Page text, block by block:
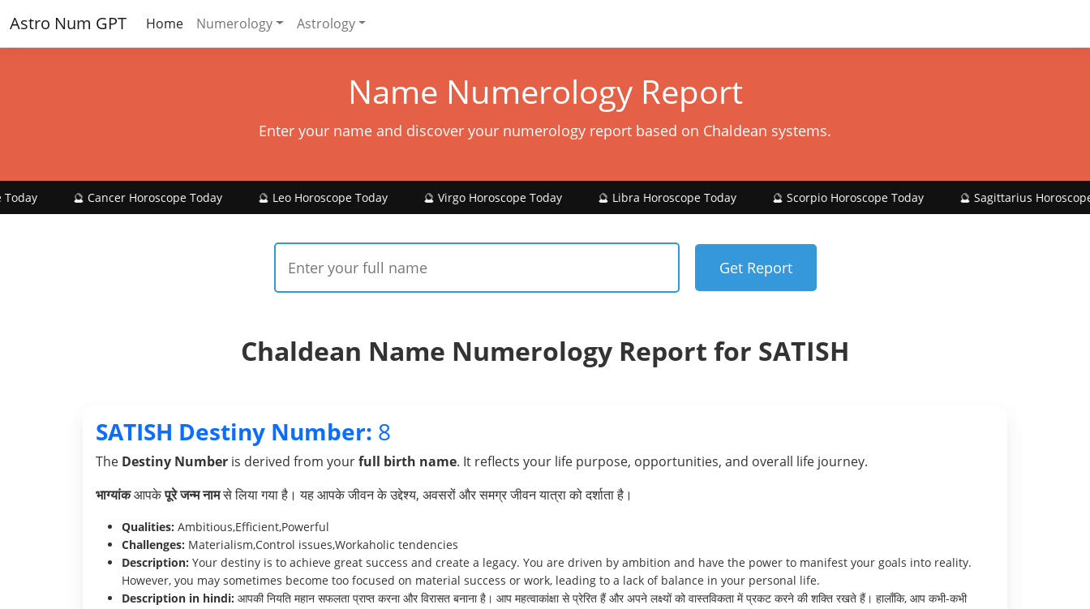
Astro Num GPT Home Numerology Astrology
Name Numerology Report
Enter your name and discover your numerology report based on Chaldean systems.
🔮 Cancer Horoscope Today 🔮 Leo Horoscope Today 🔮 Virgo Horoscope Today 🔮 Libra Horoscope Today 🔮 Scorpio Horoscope Today 🔮 Sagittarius Horoscope Today
Chaldean Name Numerology Report for SATISH
SATISH Destiny Number: 8
The Destiny Number is derived from yourfull birth name. It reflects your life purpose, opportunities, and overall life journey.
भाग्यांकआपकेपूरे जन्म नामसे लिया गया है। यह आपके जीवन के उद्देश्य, अवसरों और समग्र जीवन यात्रा को दर्शाता है।
Qualities: Ambitious,Efficient,Powerful
Challenges: Materialism,Control issues,Workaholic tendencies
Description: Your destiny is to achieve great success and create a legacy. You are driven by ambition and have the power to manifest your goals into reality.
However, you may sometimes become too focused on material success or work, leading to a lack of balance in your personal life.
Description in hindi: आपकी नियति महान सफलता प्राप्त करना और विरासत बनाना है। आप महत्वाकांक्षा से प्रेरित हैं और अपने लक्ष्यों को वास्तविकता में प्रकट करने की शक्ति रखते हैं। हालाँकि, आप कभी-कभी